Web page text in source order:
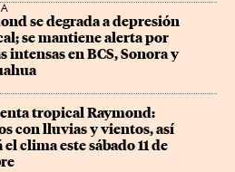
se degrada a depresión
se mantiene alerta por
intensas en BCS, Sonora y
tropical Raymond:
con lluvias y vientos, así
el clima este sábado 11 de